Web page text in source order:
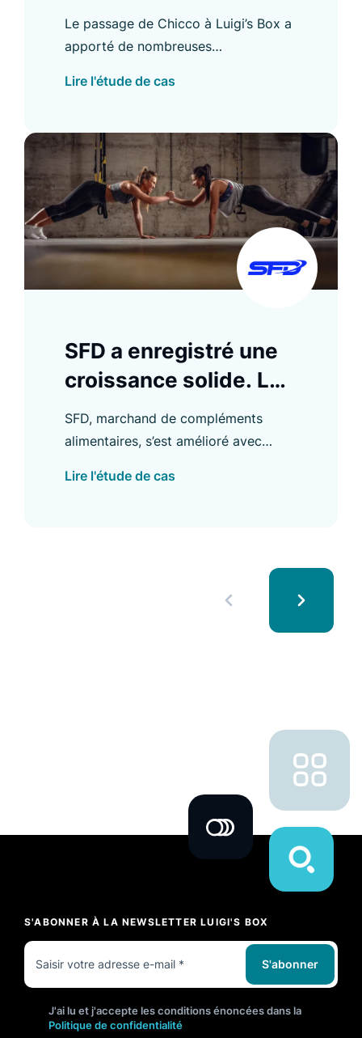
amélioré l’expérience
d’achat
Le passage de Chicco à Luigi’s Box a
apporté de nombreuses
augmentation du CTR d’Autocomplete
Lire l'étude de cas
SFD a enregistré une
croissance solide. Le
Search Conversion
Rate a augmenté de
94 %
SFD, marchand de compléments
alimentaires, s’est amélioré avec
Conversion Rate de 94 %, parmi
Lire l'étude de cas
S'ABONNER À LA NEWSLETTER LUIGI'S BOX
S'abonner
J'ai lu et j'accepte les conditions énoncées dans la
Politique de confidentialité